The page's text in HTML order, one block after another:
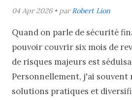
04 Apr 2026 • parRobert Lion
Quand on parle de sécurité
pouvoir couvrir six mois de
de risques majeurs est
Personnellement, j'ai souvent
solutions pratiques et